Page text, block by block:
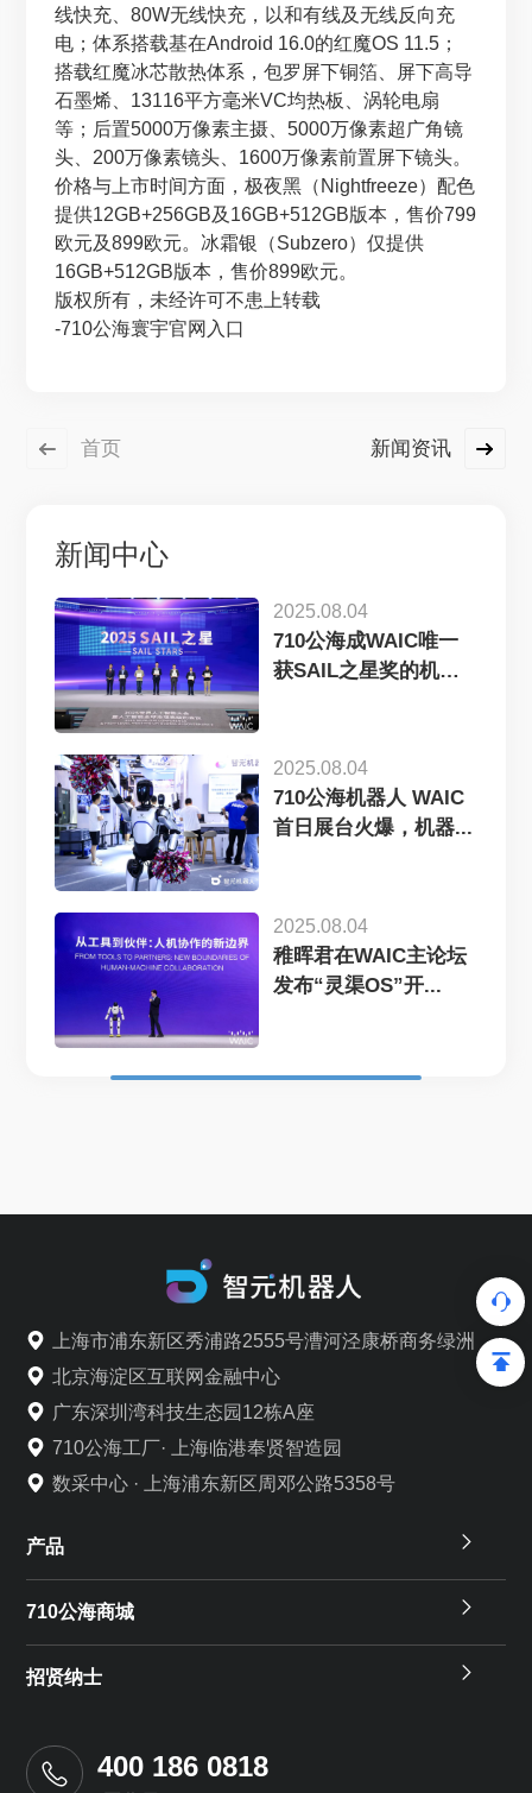
线快充、80W无线快充，以和有线及无线反向充
电；体系搭载基在Android 16.0的红魔OS 11.5；
搭载红魔冰芯散热体系，包罗屏下铜箔、屏下高导
石墨烯、13116平方毫米VC均热板、涡轮电扇
等；后置5000万像素主摄、5000万像素超广角镜
头、200万像素镜头、1600万像素前置屏下镜头。
价格与上市时间方面，极夜黑（Nightfreeze）配色
提供12GB+256GB及16GB+512GB版本，售价799
欧元及899欧元。冰霜银（Subzero）仅提供
16GB+512GB版本，售价899欧元。
版权所有，未经许可不患上转载
-710公海寰宇官网入口
首页 新闻资讯
新闻中心
2025.08.04
710公海成WAIC唯一
获SAIL之星奖的机
2025.08.04
710公海机器人 WAIC
首日展台火爆，机器...
2025.08.04
稚晖君在WAIC主论坛
发布“灵渠OS”开...
上海市浦东新区秀浦路2555号漕河泾康桥商务绿洲
北京海淀区互联网金融中心
广东深圳湾科技生态园12栋A座
710公海工厂· 上海临港奉贤智造园
数采中心 · 上海浦东新区周邓公路5358号
产品
710公海商城
招贤纳士
400 186 0818